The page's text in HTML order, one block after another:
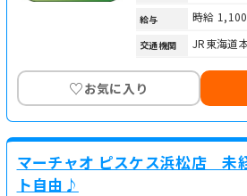
給与 時給
交通機関 JR東海道
♡お気に入り
マーチャオ ピスケス浜松店 未
ト自由♪